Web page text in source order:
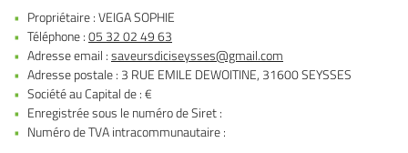
Code Captcha
 Rafraîchir le captcha
En cochant cette case, vous consentez à recevoir nos propositions commerciales à
l'adresse email indiqué ci-dessus. Vous pouvez vous désinscrire à tout moment en
utilisant
Propriétaire : VEIGA SOPHIE
Téléphone :05 32 02 49 63
Adresse email :
Adresse postale : 3 RUE EMILE DEWOITINE, 31600 SEYSSES
Société au Capital de : €
Enregistrée sous le numéro de Siret :
Numéro de TVA intracommunautaire :